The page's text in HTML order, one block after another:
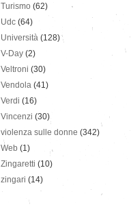
Turismo (62)
Udc (64)
Università (128)
V-Day (2)
Veltroni (30)
Vendola (41)
Verdi (16)
Vincenzi (30)
violenza sulle donne (342)
Web (1)
Zingaretti (10)
zingari (14)